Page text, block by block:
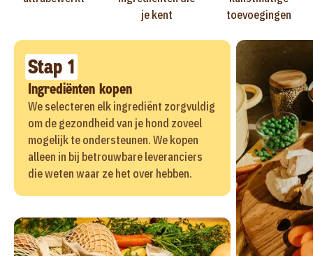
je kent
toevoegingen
Stap 1
Ingrediënten kopen
We selecteren elk ingrediënt zorgvuldig
om de gezondheid van je hond zoveel
mogelijk te ondersteunen. We kopen
alleen in bij betrouwbare leveranciers
die weten waar ze het over hebben.